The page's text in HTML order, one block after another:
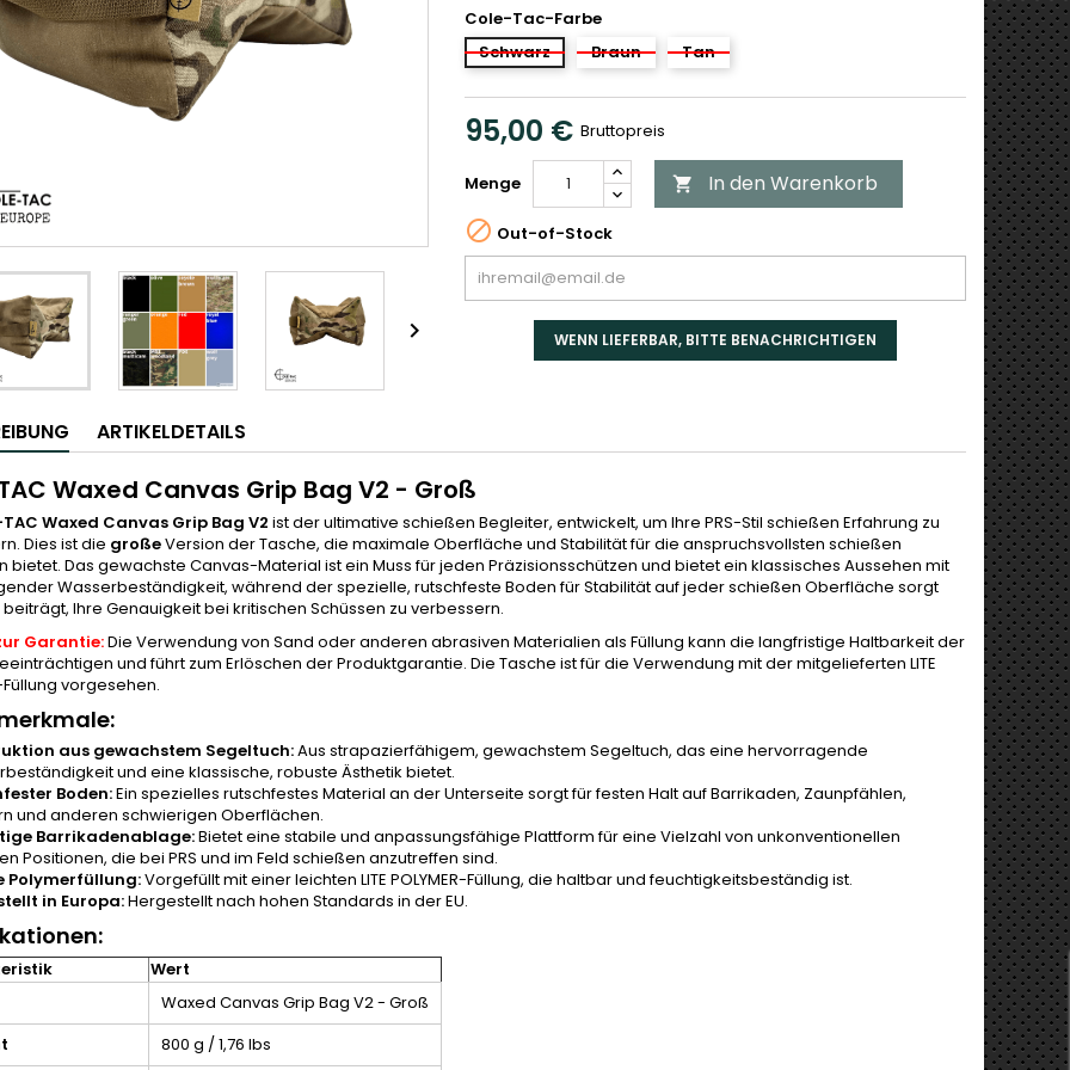

Cole-Tac-Farbe
Schwarz
Braun Tan
95,00 € Bruttopreis
Menge  In den Warenkorb
 Out-of-Stock
WENN LIEFERBAR, BITTE BENACHRICHTIGEN
ARTIKELDETAILS
Waxed Canvas Grip Bag V2 - Groß
Waxed Canvas Grip Bag V2 ist der ultimative schießen Begleiter, entwickelt, um Ihre PRS-Stil schießen Erfahrung zu
Dies ist die großeVersion der Tasche, die maximale Oberfläche und Stabilität für die anspruchsvollsten schießen
bietet. Das gewachste Canvas-Material ist ein Muss für jeden Präzisionsschützen und bietet ein klassisches Aussehen mit
Wasserbeständigkeit, während der spezielle, rutschfeste Boden für Stabilität auf jeder schießen Oberfläche sorgt
Ihre Genauigkeit bei kritischen Schüssen zu verbessern.
Garantie:Die Verwendung von Sand oder anderen abrasiven Materialien als Füllung kann die langfristige Haltbarkeit der
und führt zum Erlöschen der Produktgarantie. Die Tasche ist für die Verwendung mit der mitgelieferten LITE
Füllung vorgesehen.
aus gewachstem Segeltuch:Aus strapazierfähigem, gewachstem Segeltuch, das eine hervorragende
und eine klassische, robuste Ästhetik bietet.
Boden:Ein spezielles rutschfestes Material an der Unterseite sorgt für festen Halt auf Barrikaden, Zaunpfählen,
und anderen schwierigen Oberflächen.
Barrikadenablage:Bietet eine stabile und anpassungsfähige Plattform für eine Vielzahl von unkonventionellen
Positionen, die bei PRS und im Feld schießen anzutreffen sind.
Polymerfüllung:Vorgefüllt mit einer leichten LITE POLYMER-Füllung, die haltbar und feuchtigkeitsbeständig ist.
in Europa:Hergestellt nach hohen Standards in der EU.
Wert
Waxed Canvas Grip Bag V2 - Groß
800 g / 1,76 lbs